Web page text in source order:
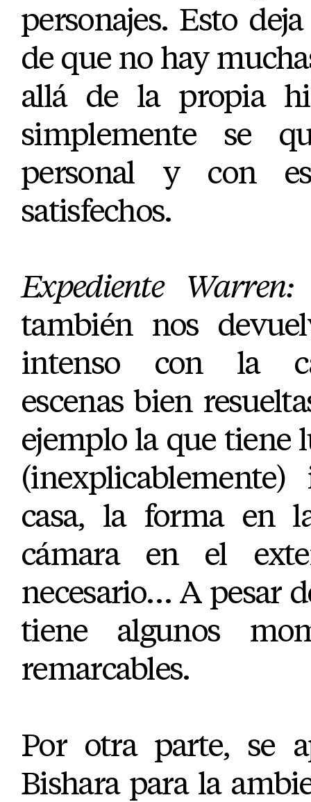
personajes. Esto
de que no hay
allá de la propia
simplemente se
personal y con
satisfechos.
Expediente
también nos
intenso con la
escenas bien
ejemplo la que tiene
casa, la forma en
cámara en el
necesario… A pesar
tiene algunos
remarcables.
Por otra parte, se
Bishara para la